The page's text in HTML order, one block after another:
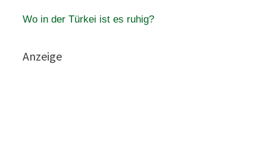
Wo in der Türkei ist es ruhig?
Anzeige